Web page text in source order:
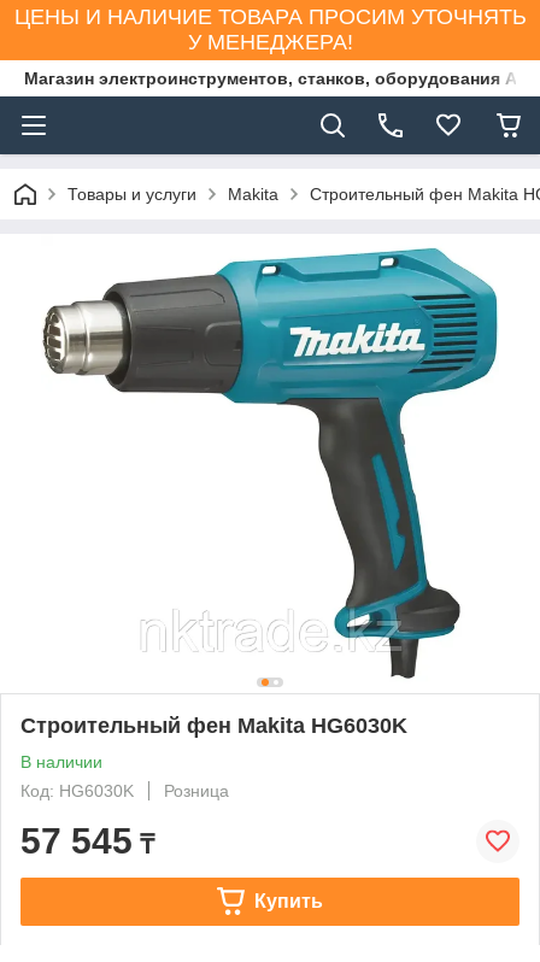
ЦЕНЫ И НАЛИЧИЕ ТОВАРА ПРОСИМ УТОЧНЯТЬ
У МЕНЕДЖЕРА!
Магазин электроинструментов, станков, оборудования
Товары и услуги Makita Строительный фен Makita
Строительный фен Makita HG6030K
В наличии
Код: HG6030K
Розница
57 545 ₸
Купить